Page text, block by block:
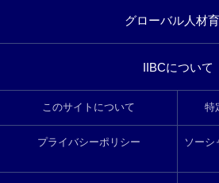
グローバル人材
IIBCについて
このサイトについて 特
プライバシーポリシー
ソーシ